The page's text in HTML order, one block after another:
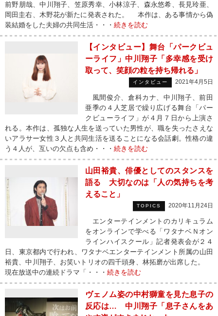
前野朋哉、中川翔子、笠原秀幸、小林涼子、森永悠希、長見玲亜、
岡田圭右、木野花が新たに発表された。 本作は、ある事情から偽
装結婚をした夫婦の共同生活・・・ 続きを読む
【インタビュー】舞台「パークビュ
ーライフ」中川翔子「多幸感を受け
取って、笑顔の粒を持ち帰れる」
インタビュー 2021年4月5日
風間俊介、倉科カナ、中川翔子、前田
亜季の４人芝居で繰り広げる舞台「パー
クビューライフ」が４月７日から上演さ
れる。本作は、孤独な人生を送っていた男性が、職を失ったさえな
いアラサー女性３人と共同生活を送ることになる会話劇。性格の違
う４人が、互いの欠点も含め・・・ 続きを読む
山田裕貴、俳優としてのスタンスを
語る 大切なのは「人の気持ちを考
えること」
TOPICS 2020年11月24日
エンターテインメントのカリキュラム
をオンラインで学べる「ワタナベＮオン
ラインハイスクール」記者発表会が２４
日、東京都内で行われ、ワタナベエンターテインメント所属の山田
裕貴、中川翔子、お笑いトリオの四千頭身、林拓磨が出席した。
現在放送中の連続ドラマ「・・・ 続きを読む
ヴェノム姿の中村獅童を見た息子の
反応は… 中川翔子「息子さんをあ